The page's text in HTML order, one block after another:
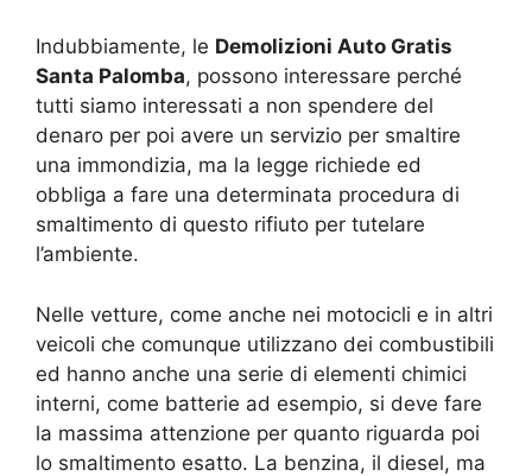
Indubbiamente, le Demolizioni Auto Gratis
Santa Palomba, possono interessare perché
tutti siamo interessati a non spendere del
denaro per poi avere un servizio per smaltire
una immondizia, ma la legge richiede ed
obbliga a fare una determinata procedura di
smaltimento di questo rifiuto per tutelare
l’ambiente.
Nelle vetture, come anche nei motocicli e in altri
veicoli che comunque utilizzano dei combustibili
ed hanno anche una serie di elementi chimici
interni, come batterie ad esempio, si deve fare
la massima attenzione per quanto riguarda poi
lo smaltimento esatto. La benzina, il diesel, ma